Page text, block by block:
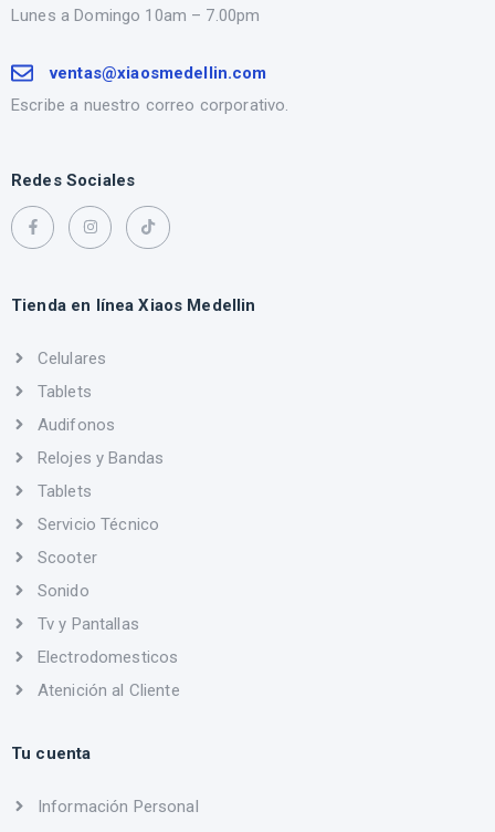
Lunes a Domingo 10am – 7.00pm
ventas@xiaosmedellin.com
Escribe a nuestro correo corporativo.
Redes Sociales
Tienda en línea Xiaos Medellin
Celulares
Tablets
Audifonos
Relojes y Bandas
Tablets
Servicio Técnico
Scooter
Sonido
Tv y Pantallas
Electrodomesticos
Atenición al Cliente
Tu cuenta
Información Personal